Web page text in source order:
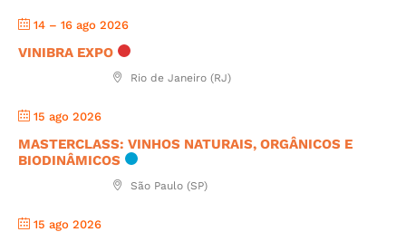
14 – 16 ago 2026
VINIBRA EXPO
Rio de Janeiro (RJ)
15 ago 2026
MASTERCLASS: VINHOS NATURAIS, ORGÂNICOS E
BIODINÂMICOS
São Paulo (SP)
15 ago 2026